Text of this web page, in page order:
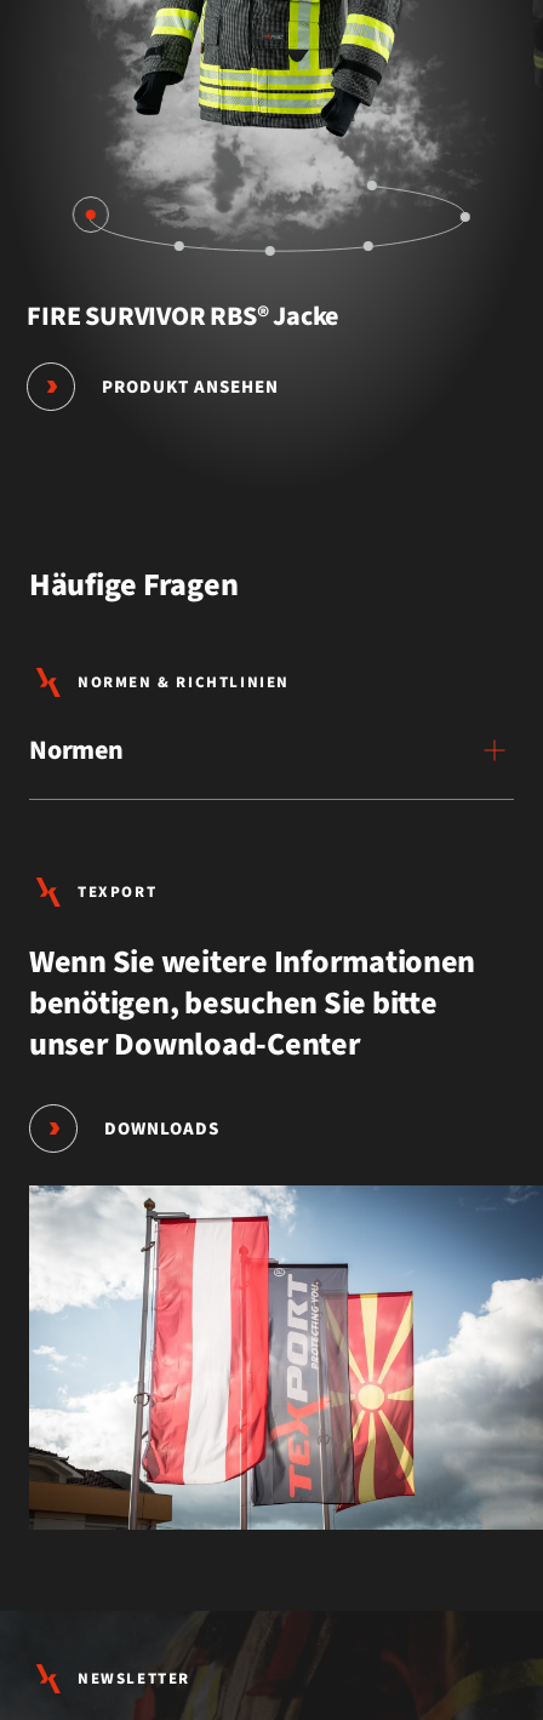
FIRE SURVIVOR RBS® Jacke
PRODUKT ANSEHEN
Häufige Fragen
NORMEN & RICHTLINIEN
Normen
TEXPORT
Wenn Sie weitere Informationen
benötigen, besuchen Sie bitte
unser Download-Center
DOWNLOADS
NEWSLETTER